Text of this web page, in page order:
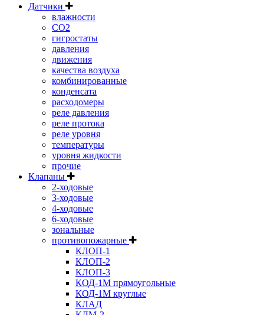
Датчики
влажности
CO2
гигростаты
давления
движения
качества воздуха
комбинированные
конденсата
расходомеры
реле давления
реле протока
реле уровня
температуры
уровня жидкости
прочие
Клапаны
2-ходовые
3-ходовые
4-ходовые
6-ходовые
зональные
противопожарные
КЛОП-1
КЛОП-2
КЛОП-3
КОД-1М прямоугольные
КОД-1М круглые
КЛАД